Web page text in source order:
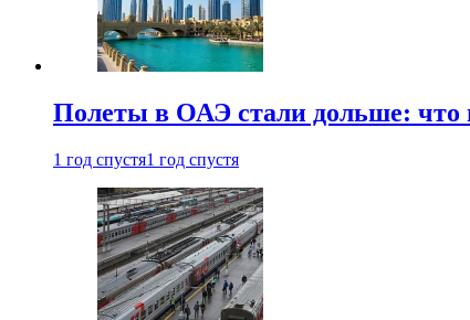
Полеты в ОАЭ стали дольше: что
1 год спустя1 год спустя